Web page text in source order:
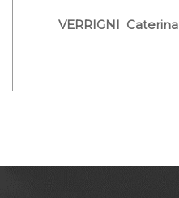
VERRIGNI Caterina